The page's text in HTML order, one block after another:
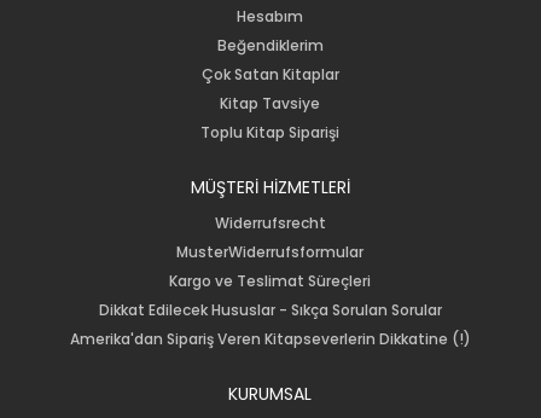
Hesabım
Beğendiklerim
Çok Satan Kitaplar
Kitap Tavsiye
Toplu Kitap Siparişi
MÜŞTERİ HİZMETLERİ
Widerrufsrecht
MusterWiderrufsformular
Kargo ve Teslimat Süreçleri
Dikkat Edilecek Hususlar - Sıkça Sorulan Sorular
Amerika'dan Sipariş Veren Kitapseverlerin Dikkatine (!)
KURUMSAL